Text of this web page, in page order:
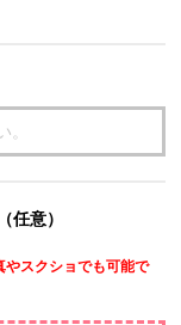
任意）
スクショでも可能で